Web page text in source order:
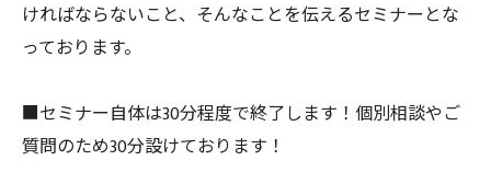
ければならないこと、そんなことを伝えるセミナーとな
っております。
■セミナー自体は30分程度で終了します！個別相談やご
質問のため30分設けております！